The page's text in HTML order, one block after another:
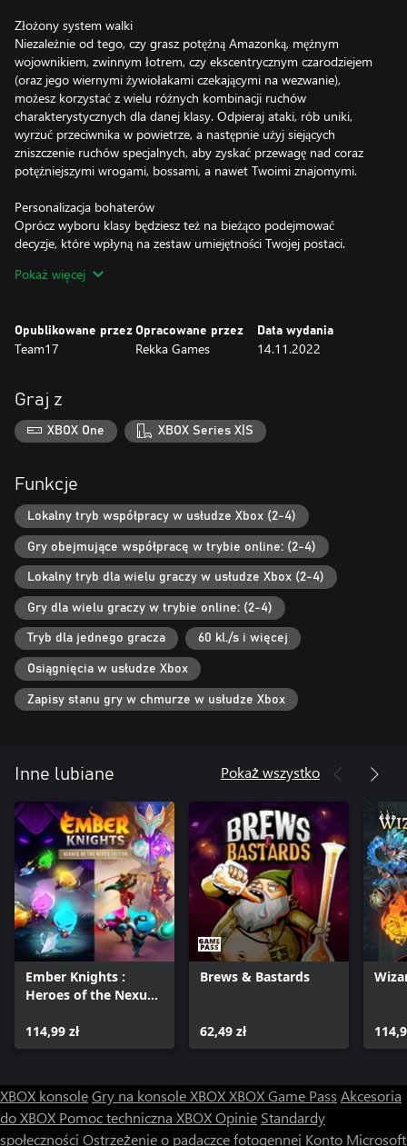
Złożony system walki
Niezależnie od tego, czy grasz potężną Amazonką, mężnym
wojownikiem, zwinnym łotrem, czy ekscentrycznym czarodziejem
(oraz jego wiernymi żywiołakami czekającymi na wezwanie),
możesz korzystać z wielu różnych kombinacji ruchów
charakterystycznych dla danej klasy. Odpieraj ataki, rób uniki,
wyrzuć przeciwnika w powietrze, a następnie użyj siejących
zniszczenie ruchów specjalnych, aby zyskać przewagę nad coraz
potężniejszymi wrogami, bossami, a nawet Twoimi znajomymi.
Personalizacja bohaterów
Oprócz wyboru klasy będziesz też na bieżąco podejmować
decyzje, które wpłyną na zestaw umiejętności Twojej postaci.
Ci rozwijanie umiejętności i zdobycie zdolności specjalnych, a
dostępnych opcji.
pokonuj biomy i bossów w poszukiwaniu run do podniebnej
fortecy. Sprzymierz się ze znajomymi i stań do walki z kolejnymi
falami wrogów w pełnym wyzwań trybie hordy lub rozstrzygnij
każdym.
Chciwość jest wieczna
W grze Bravery and Greed możesz na stałe odblokować
znakomitą zawartość i zmieniające grę rozszerzenia dzięki
zdobywaniu kolejnych poziomów w zamian za złoto.
Bezwzględnie gromadź monety i plądruj skrzynie, kradnij sakiewki
ze złotem, cucąc sojuszników, lub bądź pierwszą osobą, która
zgarnie łup po epickiej potyczce. Wzbogać się lub zgiń, próbując!
Pokaż więcej
Opublikowane przez
Team17
Opracowane przez
Rekka Games
Data wydania
14.11.2022
Graj z
XBOX One XBOX Series X|S
Funkcje
Lokalny tryb współpracy w usłudze Xbox (2-4)
Gry obejmujące współpracę w trybie online: (2-4)
Lokalny tryb dla wielu graczy w usłudze Xbox (2-4)
Gry dla wielu graczy w trybie online: (2-4)
Tryb dla jednego gracza 60 kl./s i więcej
Osiągnięcia w usłudze Xbox
Zapisy stanu gry w chmurze w usłudze Xbox
Inne lubiane Pokaż wszystko
Ember Knights :
Heroes of the Nexus
114,99 zł
Brews & Bastards
62,49 zł
XBOX konsoleGry na konsole XBOXXBOX Game Pass Akcesoria
do XBOX Pomoc techniczna XBOXOpinie Standardy
społeczności Ostrzeżenie o padaczce fotogennej Konto Microsoft